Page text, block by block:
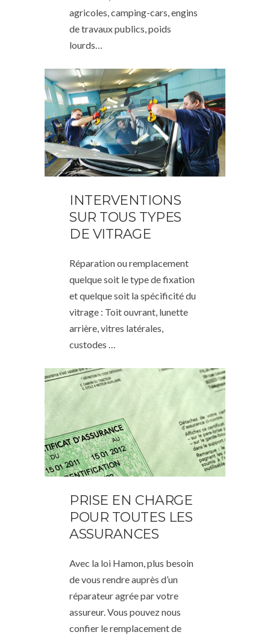
agricoles, camping-cars, engins
de travaux publics, poids
lourds…
INTERVENTIONS
SUR TOUS TYPES
DE VITRAGE
Réparation ou remplacement
quelque soit le type de fixation
et quelque soit la spécificité du
vitrage : Toit ouvrant, lunette
arrière, vitres latérales,
custodes …
PRISE EN CHARGE
POUR TOUTES LES
ASSURANCES
Avec la loi Hamon, plus besoin
de vous rendre auprès d’un
réparateur agrée par votre
assureur. Vous pouvez nous
confier le remplacement de